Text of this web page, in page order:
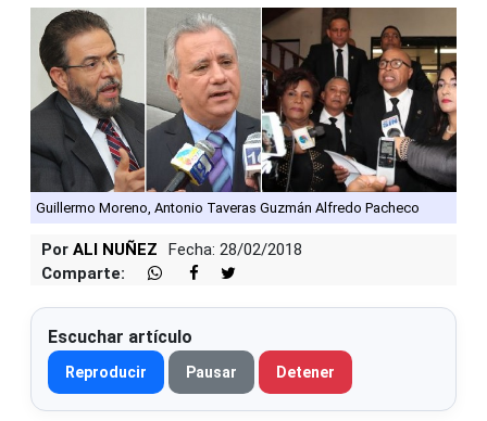
Guillermo Moreno, Antonio Taveras Guzmán Alfredo Pacheco
Por ALI NUÑEZ
Fecha: 28/02/2018
Comparte:
Escuchar artículo
Reproducir Pausar Detener